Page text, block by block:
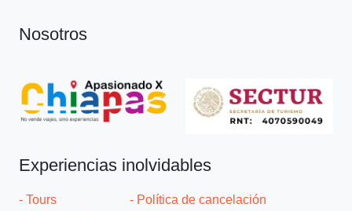
Nosotros
Experiencias inolvidables
- Tours
- Política de cancelación